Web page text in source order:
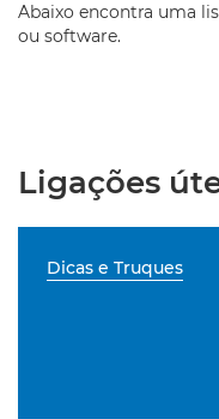
Abaixo encontra uma
ou software.
Ligações
Dicas e Truques